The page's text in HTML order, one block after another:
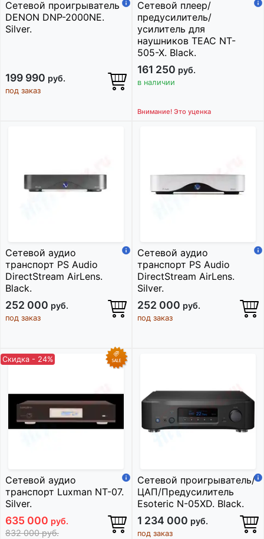
Сетевой проигрыватель
DENON DNP-2000NE.
Silver.
199 990 руб.
под заказ
Сетевой плеер/
предусилитель/
усилитель для
наушников TEAC NT-
505-X. Black.
161 250 руб.
в наличии
Внимание! Это уценка
Сетевой аудио
транспорт PS Audio
DirectStream AirLens.
Black.
252 000 руб.
под заказ
Сетевой аудио
транспорт PS Audio
DirectStream AirLens.
Silver.
252 000 руб.
под заказ
Скидка - 24%
Сетевой аудио
транспорт Luxman NT-07.
Silver.
635 000 руб.
832 000руб.
Сетевой проигрыватель/
ЦАП/Предусилитель
Esoteric N-05XD. Black.
1 234 000 руб.
под заказ